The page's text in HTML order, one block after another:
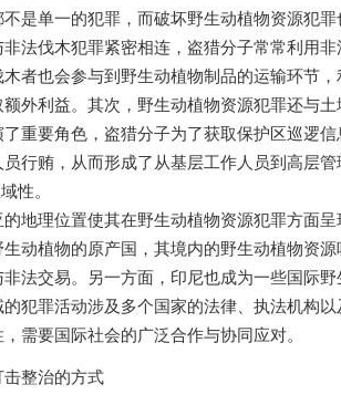
单一的犯罪，而破坏野生动植物资源犯罪
非法伐木犯罪紧密相连，盗猎分子常常利用
木者也会参与到野生动植物制品的运输环节
外利益。其次，野生动植物资源犯罪还与
重要角色，盗猎分子为了获取保护区巡逻
行贿，从而形成了从基层工作人员到高层管
性。
理位置使其在野生动植物资源犯罪方面呈
生动植物的原产国，其境内的野生动植物资
法交易。另一方面，印尼也成为一些国际
犯罪活动涉及多个国家的法律、执法机构
需要国际社会的广泛合作与协同应对。
整治的方式